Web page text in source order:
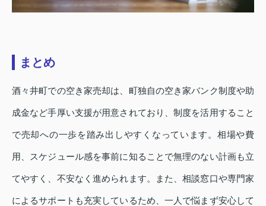
まとめ
酒々井町での空き家売却は、町独自の空き家バンク制度や助
成金など手厚い支援が用意されており、制度を活用すること
で売却への一歩を踏み出しやすくなっています。相場や費
用、スケジュール感を事前に知ることで無理のない計画も立
てやすく、不安なく進められます。また、相談窓口や専門家
によるサポートも充実しているため、一人で悩まず安心して